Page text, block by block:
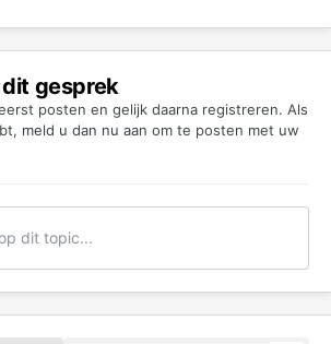
dit gesprek
posten en gelijk daarna registreren. Als
meld u dan nu aan om te posten met uw
dit topic...